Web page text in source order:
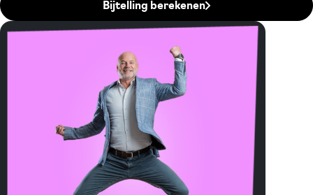
Bijtelling berekenen